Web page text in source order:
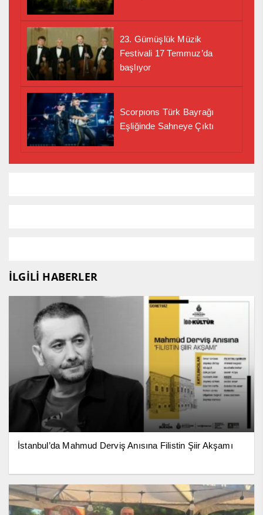
23. Gümüşlük Müzik
Festivali 17 Temmuz’da
başlıyor
Scorpıons Türk Bayrağı
Eşliğinde Sahneye Çıktı
İLGİLİ HABERLER
İstanbul’da Mahmud Derviş Anısına Filistin Şiir Akşamı